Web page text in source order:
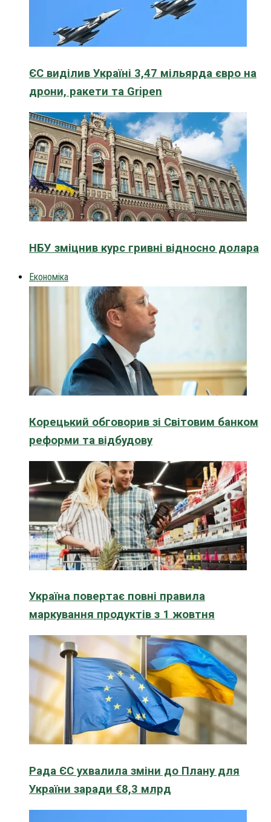
ЄС виділив Україні 3,47 мільярда євро на
дрони, ракети та Gripen
НБУ зміцнив курс гривні відносно долара
Економіка
Корецький обговорив зі Світовим банком
реформи та відбудову
Україна повертає повні правила
маркування продуктів з 1 жовтня
Рада ЄС ухвалила зміни до Плану для
України заради €8,3 млрд